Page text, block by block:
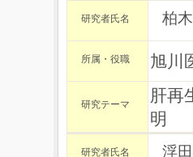
研究者氏名 柏
所属・役職 旭川
研究テーマ
肝再
明
研究者氏名 浮